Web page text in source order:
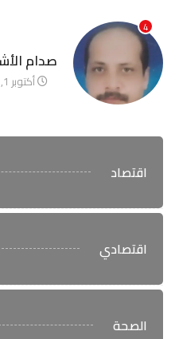
4
صدام
أكتوبر 1, 2025
اقتصاد
اقتصادي
الصحة